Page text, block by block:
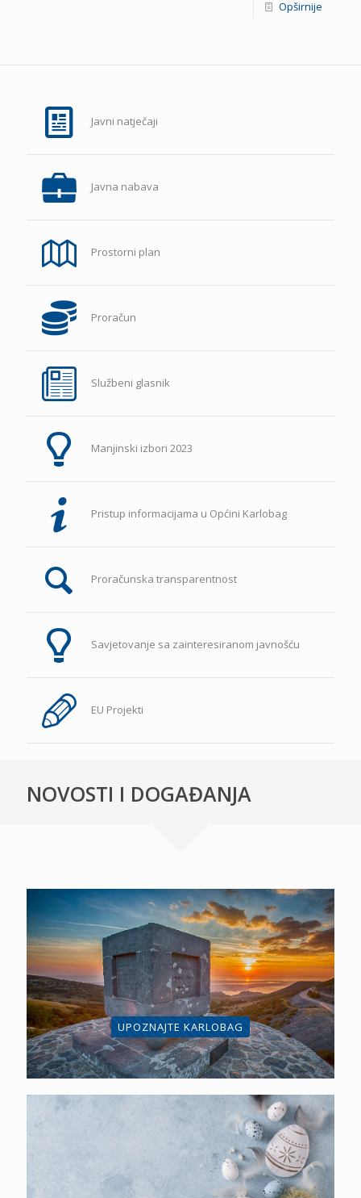
Opširnije
Javni natječaji
Javna nabava
Prostorni plan
Proračun
Službeni glasnik
Manjinski izbori 2023
Pristup informacijama u Općini Karlobag
Proračunska transparentnost
Savjetovanje sa zainteresiranom javnošću
EU Projekti
NOVOSTI I DOGAĐANJA
UPOZNAJTE KARLOBAG